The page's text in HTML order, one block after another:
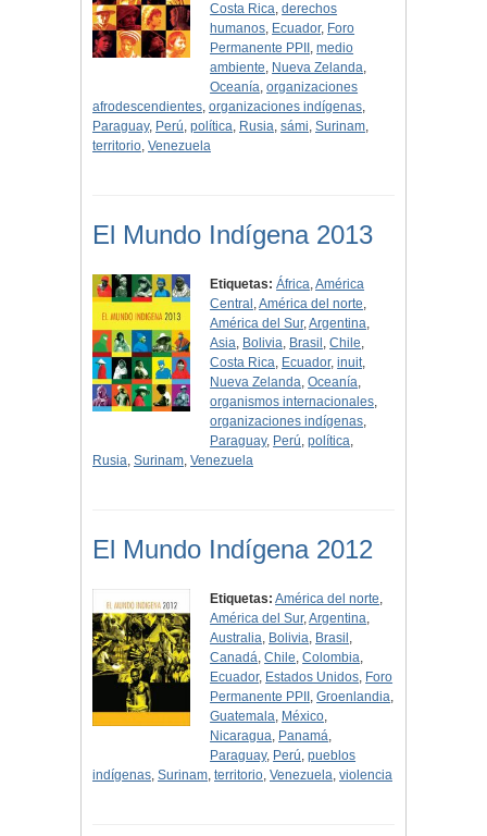
Costa Rica,derechos
humanos, Ecuador, Foro
Permanente PPII ,medio
ambiente, Nueva Zelanda,
Oceanía,organizaciones
afrodescendientes, organizaciones indígenas,
Paraguay, Perú, política, Rusia, sámi, Surinam,
territorio, Venezuela
El Mundo Indígena 2013
Etiquetas: África,América
Central ,América del norte,
América del Sur,Argentina,
Asia, Bolivia, Brasil ,Chile,
Costa Rica, Ecuador,inuit,
Nueva Zelanda,Oceanía,
organismos internacionales,
organizaciones indígenas,
Paraguay, Perú,política,
Rusia, Surinam, Venezuela
El Mundo Indígena 2012
Etiquetas: América del norte,
América del Sur,Argentina,
Australia, Bolivia, Brasil ,
Canadá,Chile,Colombia,
Ecuador, Estados Unidos, Foro
Permanente PPII ,Groenlandia,
Guatemala, México,
Nicaragua, Panamá,
Paraguay, Perú,pueblos
indígenas, Surinam, territorio, Venezuela, violencia